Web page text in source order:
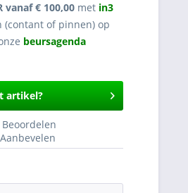
vanaf € 100,00 met in3
of pinnen) op
beursagenda
artikel?
Beoordelen
Aanbevelen